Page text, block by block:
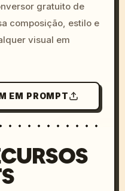
gratuito de
composição, estilo e
visual em
EM PROMPT